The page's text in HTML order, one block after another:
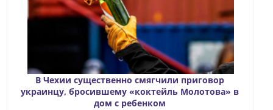
В Чехии существенно смягчили приговор
украинцу, бросившему «коктейль Молотова» в
дом с ребенком